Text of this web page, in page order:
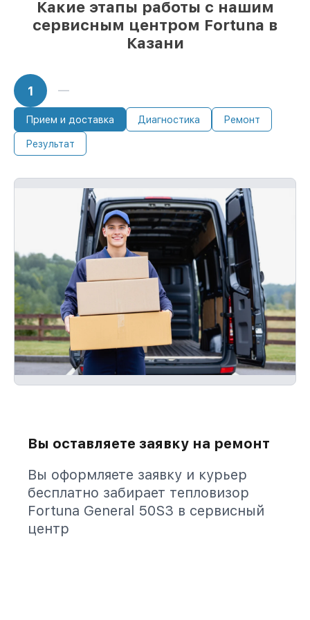
Какие этапы работы с нашим
сервисным центром Fortuna в
Казани
1
Прием и доставка Диагностика Ремонт
Результат
Вы оставляете заявку на ремонт
Вы оформляете заявку и курьер
бесплатно забирает тепловизор
Fortuna General 50S3 в сервисный
центр